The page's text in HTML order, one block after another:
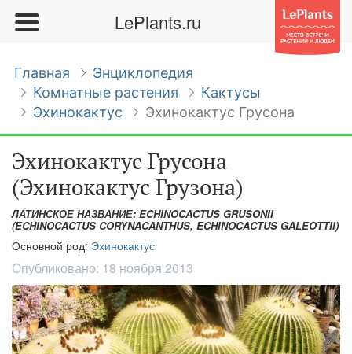
LePlants.ru
Главная
Энциклопедия
Комнатные растения
Кактусы
Эхинокактус
Эхинокактус Грусона
Эхинокактус Грусона
(Эхинокактус Грузона)
ЛАТИНСКОЕ НАЗВАНИЕ: ECHINOCACTUS GRUSONII
(ECHINOCACTUS CORYNACANTHUS, ECHINOCACTUS GALEOTTII)
Основной род: Эхинокактус
Опубликовано: 18 ноября 2013